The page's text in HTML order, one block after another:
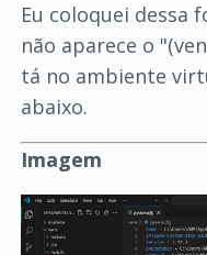
Eu coloquei dessa
não aparece o
tá no ambiente
abaixo.
Imagem